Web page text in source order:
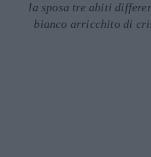
la sposa tre abiti
bianco arricchito di